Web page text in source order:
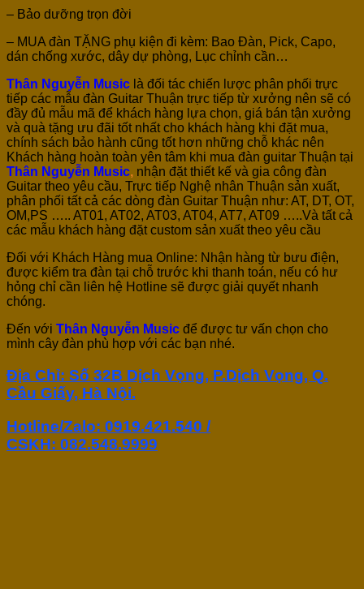
– Bảo dưỡng trọn đời
– MUA đàn TẶNG phụ kiện đi kèm: Bao Đàn, Pick, Capo,
dán chống xước, dây dự phòng, Lục chỉnh cần…
Thân Nguyễn Music là đối tác chiến lược phân phối trực
tiếp các mẫu đàn Guitar Thuận trực tiếp từ xưởng nên sẽ có
đầy đủ mẫu mã để khách hàng lựa chọn, giá bán tận xưởng
và quà tặng ưu đãi tốt nhất cho khách hàng khi đặt mua,
chính sách bảo hành cũng tốt hơn những chỗ khác nên
Khách hàng hoàn toàn yên tâm khi mua đàn guitar Thuận tại
Thân Nguyễn Music, nhận đặt thiết kế và gia công đàn
Guitar theo yêu cầu, Trực tiếp Nghệ nhân Thuận sản xuất,
phân phối tất cả các dòng đàn Guitar Thuận như: AT, DT, OT,
OM,PS ….. AT01, AT02, AT03, AT04, AT7, AT09 …..Và tất cả
các mẫu khách hàng đặt custom sản xuất theo yêu cầu
Đối với Khách Hàng mua Online: Nhận hàng từ bưu điện,
được kiểm tra đàn tại chỗ trước khi thanh toán, nếu có hư
hỏng chỉ cần liên hệ Hotline sẽ được giải quyết nhanh
chóng.
Đến với Thân Nguyễn Music để được tư vấn chọn cho
mình cây đàn phù hợp với các bạn nhé.
Địa Chỉ: Số 32B Dịch Vọng, P.Dịch Vọng, Q.
Cầu Giấy, Hà Nội.
Hotline/Zalo: 0919.421.540 /
CSKH: 082.548.9999